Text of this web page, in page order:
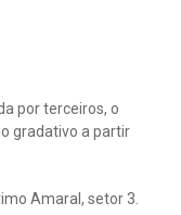
por terceiros, o
gradativo a partir
Amaral, setor 3.